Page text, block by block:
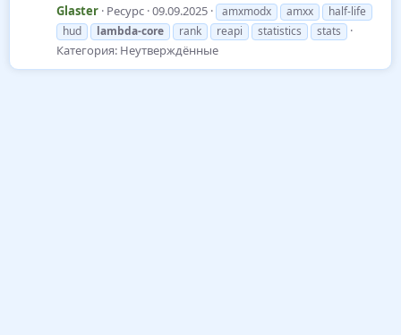
Glaster Ресурс 09.09.2025 amxmodx amxx
half-life
hud
lambda-core rank reapi statistics stats
Категория: Неутверждённые